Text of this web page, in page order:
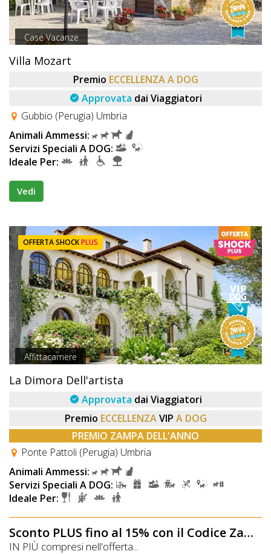
Case Vacanze
Villa Mozart
Premio ECCELLENZA A DOG
Approvata dai Viaggiatori
Gubbio (Perugia) Umbria
Animali Ammessi:
Servizi Speciali A DOG:
Ideale Per:
Vedi
OFFERTA SHOCKPLUS
Affittacamere
La Dimora Dell'artista
Approvata dai Viaggiatori
Premio ECCELLENZA VIP A DOG
PREMIO ZAMPA DELL'ANNO
Ponte Pattoli (Perugia) Umbria
Animali Ammessi:
Servizi Speciali A DOG:
Ideale Per:
Sconto PLUS fino al 15% con il Codice Zampa
IN PIÙ compresi nell'offerta...